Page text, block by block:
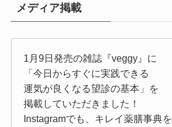
メディア掲載
1月9日発売の雑誌『veggy』に
「今日からすぐに実践できる
運気が良くなる望診の基本」を
掲載していただきました！
Instagramでも、キレイ薬膳事典を